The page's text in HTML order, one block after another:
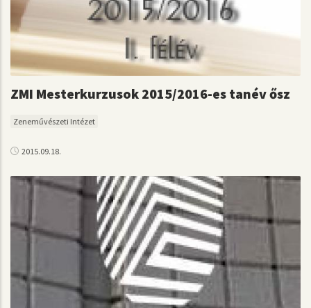
ZMI Mesterkurzusok 2015/2016-es tanév ősz
Zeneművészeti Intézet
2015.09.18.